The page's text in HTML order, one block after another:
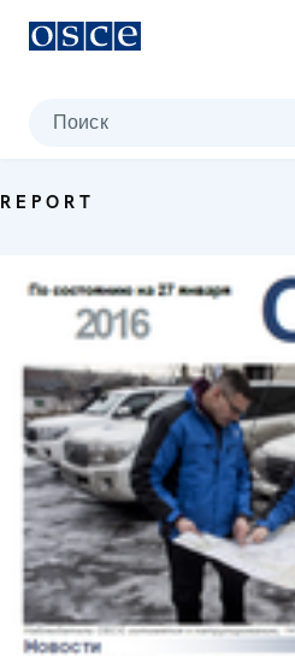
Поиск
REPORT